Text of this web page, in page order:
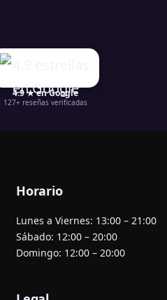
4.9 ★ en Google
127+ reseñas verificadas
Horario
Lunes a Viernes: 13:00 – 21:00
Sábado: 12:00 – 20:00
Domingo: 12:00 – 20:00